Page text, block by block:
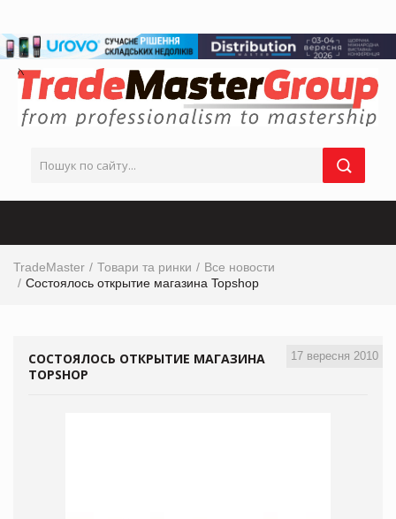
TradeMaster Товари та ринки
Все новости
Состоялось открытие магазина Topshop
17 вересня 2010
СОСТОЯЛОСЬ ОТКРЫТИЕ МАГАЗИНА
TOPSHOP